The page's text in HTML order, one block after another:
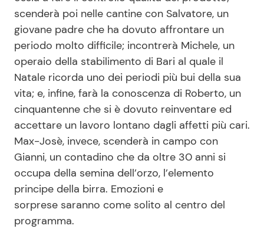
scenderà poi nelle cantine con Salvatore, un
giovane padre che ha dovuto affrontare un
periodo molto difficile; incontrerà Michele, un
operaio della stabilimento di Bari al quale il
Natale ricorda uno dei periodi più bui della sua
vita; e, infine, farà la conoscenza di Roberto, un
cinquantenne che si è dovuto reinventare ed
accettare un lavoro lontano dagli affetti più cari.
Max-Josè, invece, scenderà in campo con
Gianni, un contadino che da oltre 30 anni si
occupa della semina dell’orzo, l’elemento
principe della birra. Emozioni e
sorprese saranno come solito al centro del
programma.